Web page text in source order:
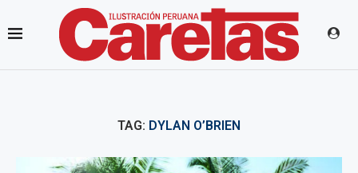
TAG: DYLAN O’BRIEN